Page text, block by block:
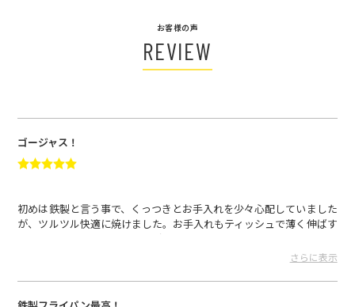
お客様の声
REVIEW
ゴージャス！
初めは鉄製と言う事で、くっつきとお手入れを少々心配していました
が、ツルツル快適に焼けました。お手入れもティッシュで薄く伸ばす
だけで案外簡単です。取っ手が外れますのでそのまま食卓に出せて、
パエリアを作りましたがゴージャスに見えました。大変満足していま
ミッチー さん 2024.06.11
さらに表示